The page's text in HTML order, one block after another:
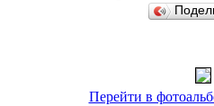
Перейти в